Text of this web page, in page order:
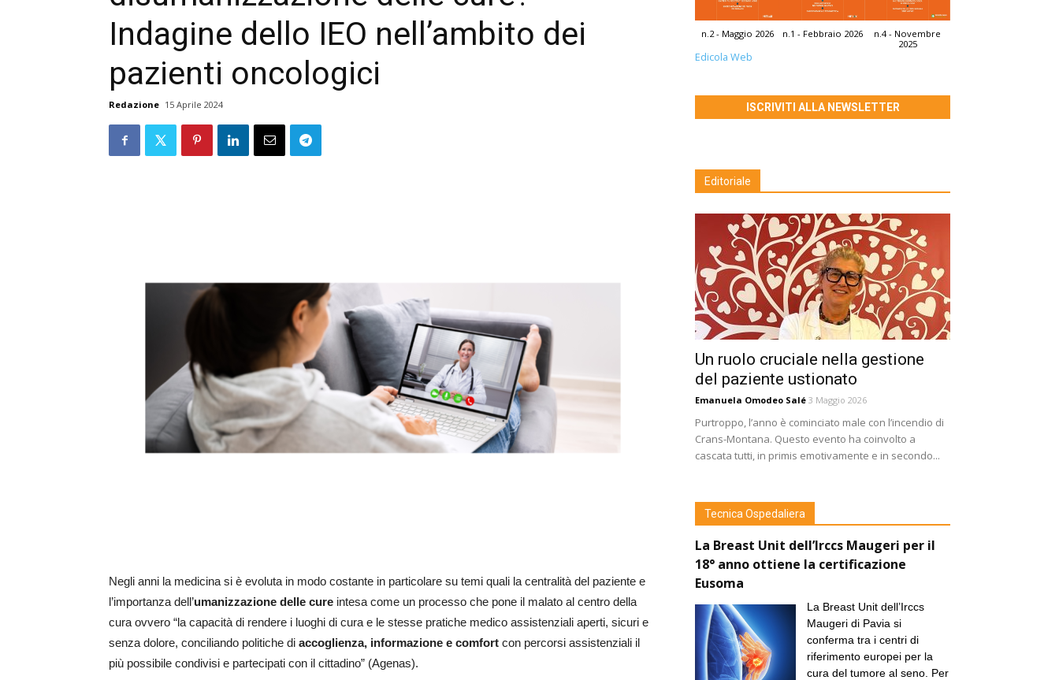
Indagine dello IEO nell’ambito dei
pazienti oncologici
Redazione 15 Aprile 2024
Negli anni la medicina si è evoluta in modo costante in particolare su temi quali la centralità del paziente e
l’importanza dell’umanizzazione delle cure intesa come un processo che pone il malato al centro della
cura ovvero “la capacità di rendere i luoghi di cura e le stesse pratiche medico assistenziali aperti, sicuri e
senza dolore, conciliando politiche di accoglienza, informazione e comfort con percorsi assistenziali il
più possibile condivisi e partecipati con il cittadino” (Agenas).
n.2 - Maggio 2026 n.1 - Febbraio 2026
n.4 - Novembre
2025
Edicola Web
ISCRIVITI ALLA NEWSLETTER
Editoriale
Un ruolo cruciale nella gestione
del paziente ustionato
Emanuela Omodeo Salé 3 Maggio 2026
Purtroppo, l’anno è cominciato male con l’incendio di
Crans-Montana. Questo evento ha coinvolto a
cascata tutti, in primis emotivamente e in secondo...
Tecnica Ospedaliera
La Breast Unit dell’Irccs Maugeri per il
18° anno ottiene la certificazione
Eusoma
La Breast Unit dell’Irccs
Maugeri di Pavia si
conferma tra i centri di
riferimento europei per la
cura del tumore al seno. Per